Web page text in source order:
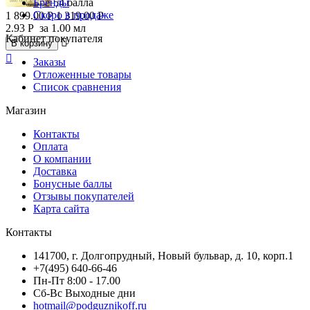
54 балла
1 899.00 Р 1 319.00 Р
2.93 Р за 1.00 мл
В корзину


Бренды
Скоро в продаже
Кабинет покупателя
Заказы
Отложенные товары
Список сравнения
Магазин
Контакты
Оплата
О компании
Доставка
Бонусные баллы
Отзывы покупателей
Карта сайта
Контакты
141700, г. Долгопрудный, Новый бульвар, д. 10, корп.1
+7(495) 640-66-46
Пн-Пт 8:00 - 17.00
Сб-Вс Выходные дни
hotmail@podguznikoff.ru